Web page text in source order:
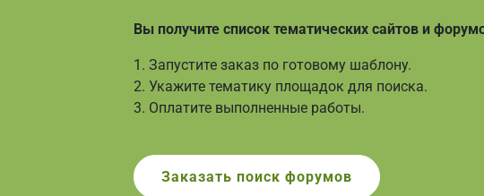
Вы получите список тематических сайтов и
1. Запустите заказ по готовому шаблону.
2. Укажите тематику площадок для поиска.
3. Оплатите выполненные работы.
Заказать поиск форумов